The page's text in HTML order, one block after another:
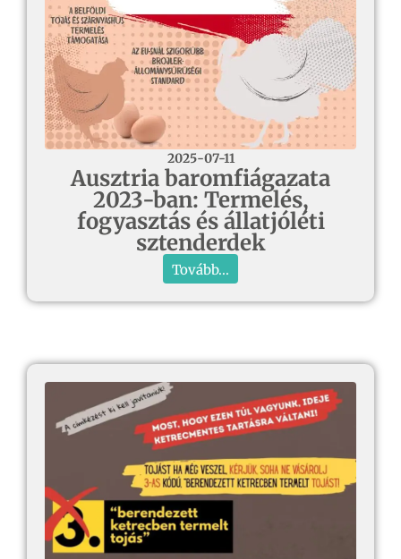
2025-07-11
Ausztria baromfiágazata
2023-ban: Termelés,
fogyasztás és állatjóléti
sztenderdek
Tovább...